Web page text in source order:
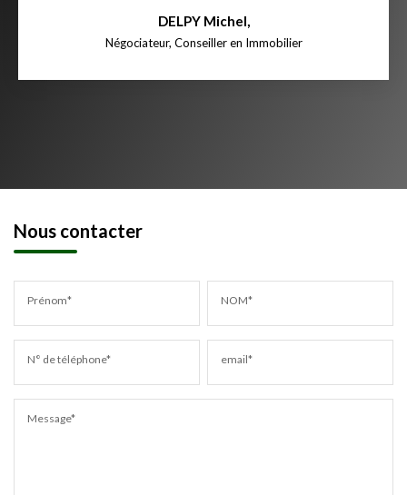
DELPY Michel,
Négociateur, Conseiller en Immobilier
Nous contacter
Prénom* NOM*
N° de téléphone* email*
Message*